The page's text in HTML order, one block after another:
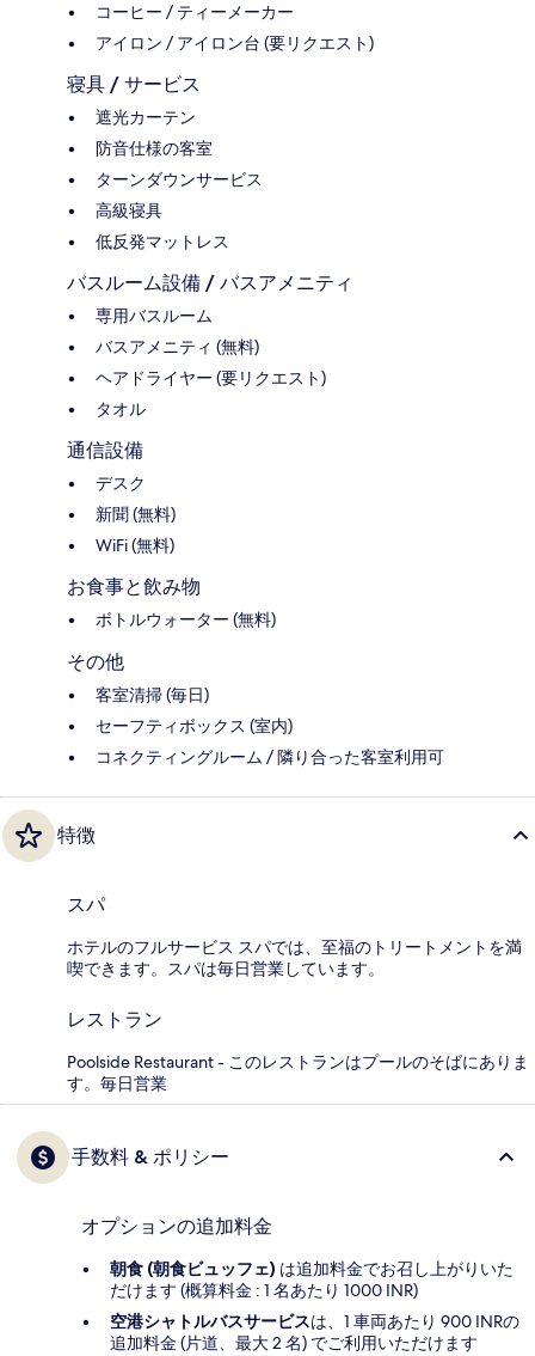
コーヒー / ティーメーカー
アイロン / アイロン台 (要リクエスト)
寝具 / サービス
遮光カーテン
防音仕様の客室
ターンダウンサービス
高級寝具
低反発マットレス
バスルーム設備 / バスアメニティ
専用バスルーム
バスアメニティ (無料)
ヘアドライヤー (要リクエスト)
タオル
通信設備
デスク
新聞 (無料)
WiFi (無料)
お食事と飲み物
ボトルウォーター (無料)
その他
客室清掃 (毎日)
セーフティボックス (室内)
コネクティングルーム / 隣り合った客室利用可
特徴
スパ
ホテルのフルサービス スパでは、至福のトリートメントを満
喫できます。スパは毎日営業しています。
レストラン
Poolside Restaurant - このレストランはプールのそばにありま
す。毎日営業
手数料 & ポリシー
オプションの追加料金
朝食 (朝食ビュッフェ) は追加料金でお召し上がりいた
だけます (概算料金 : 1 名あたり 1000 INR)
空港シャトルバスサービスは、1 車両あたり 900 INRの
追加料金 (片道、最大 2 名) でご利用いただけます